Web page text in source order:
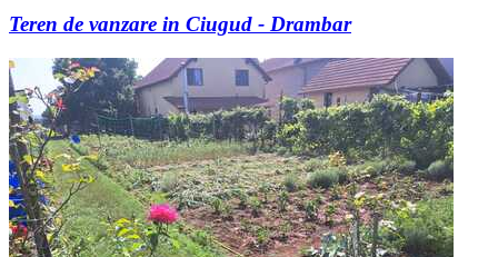
Teren de vanzare in Ciugud - Drambar